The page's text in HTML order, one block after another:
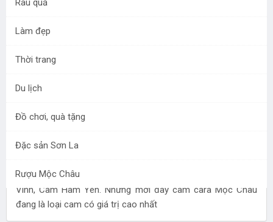
Rau quả
Làm đẹp
Thời trang
Du lịch
Đồ chơi, quà tặng
Đặc sản Sơn La
Rượu Mộc Châu
cam không hạt nhập ngoại, nhưng đã bén duyện với cao
Vinh, Cam Hàm Yên. Nhưng mới đây cam cara Mộc Châu
đang là loại cam có giá trị cao nhất